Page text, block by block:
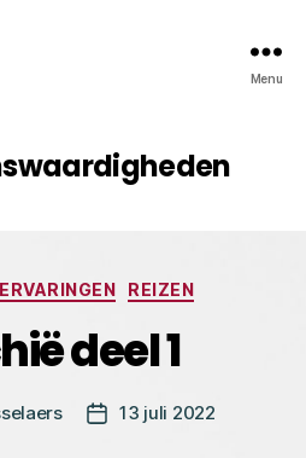
Menu
CategorieënREIZEN
deel 1
Berichtdatum
13 juli 2022